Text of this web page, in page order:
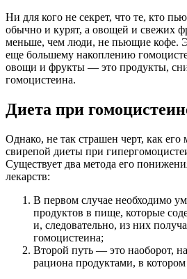
Ни для кого не секрет, что те, кто
обычно и курят, а овощей и свежих
меньше, чем люди, не пьющие кофе.
еще большему накоплению
овощи и фрукты — это продукты,
гомоцистеина.
Диета при
Однако, не так страшен черт, как
свирепой диеты при
Существует два метода его
лекарств:
В первом случае необходимо
продуктов в пище, которые
и, следовательно, из них
гомоцистеина;
Второй путь — это наоборот,
рациона продуктами, в